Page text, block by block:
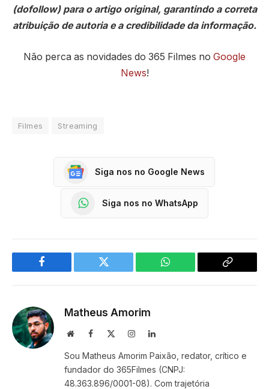
(dofollow) para o artigo original, garantindo a correta
atribuição de autoria e a credibilidade da informação.
Não perca as novidades do 365 Filmes no Google
News!
Filmes Streaming
Siga nos no Google News
Siga nos no WhatsApp
Facebook Twitter WhatsApp
Copy
Matheus Amorim
WebsiteFacebook InstagramLinkedIn
Sou Matheus Amorim Paixão, redator, crítico e
fundador do 365Filmes (CNPJ:
48.363.896/0001-08). Com trajetória